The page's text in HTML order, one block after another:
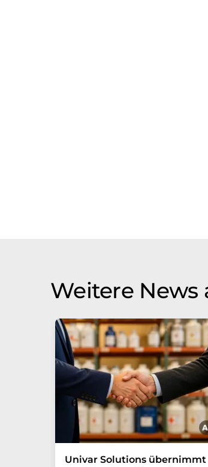
Weitere News
Univar Solutions übernimmt